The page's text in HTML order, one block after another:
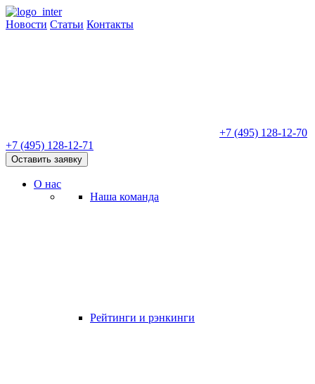
Новости Статьи Контакты
+7 (495) 128-12-70
+7 (495) 128-12-71
Оставить заявку
О нас
Наша команда
Рейтинги и рэнкинги